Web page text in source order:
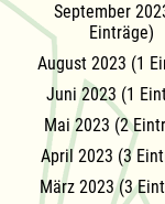
September
Einträge)
August 2023 (1
Juni 2023 (1
Mai 2023 (2
April 2023 (3
März 2023 (3